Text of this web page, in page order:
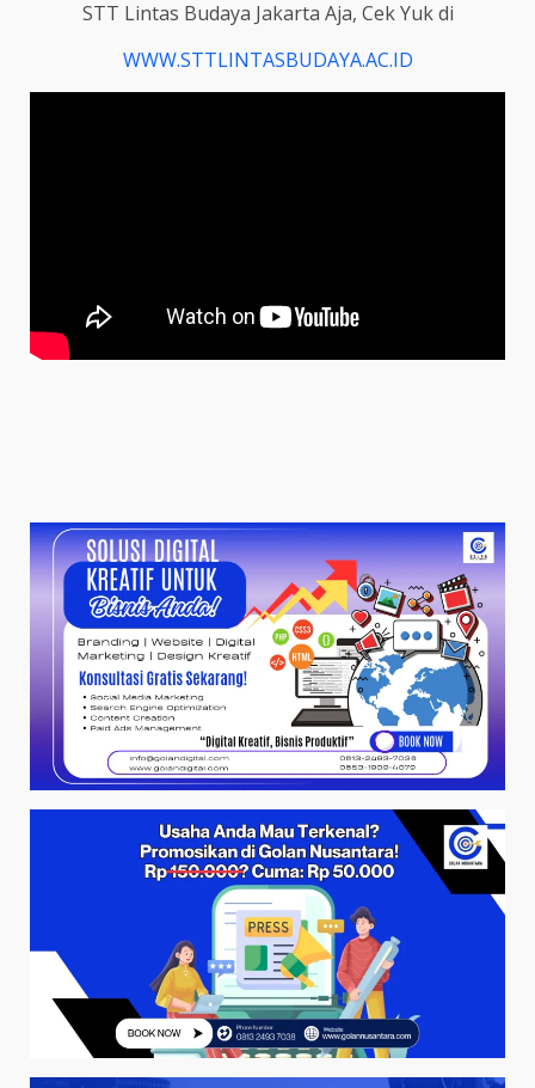
STT Lintas Budaya Jakarta Aja, Cek Yuk di
WWW.STTLINTASBUDAYA.AC.ID